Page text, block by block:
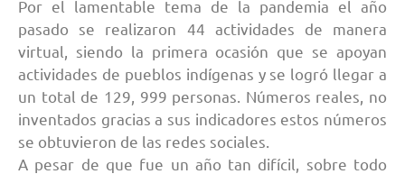
Por el lamentable tema de la pandemia el año
pasado se realizaron 44 actividades de manera
virtual, siendo la primera ocasión que se apoyan
actividades de pueblos indígenas y se logró llegar a
un total de 129, 999 personas. Números reales, no
inventados gracias a sus indicadores estos números
se obtuvieron de las redes sociales.
A pesar de que fue un año tan difícil, sobre todo